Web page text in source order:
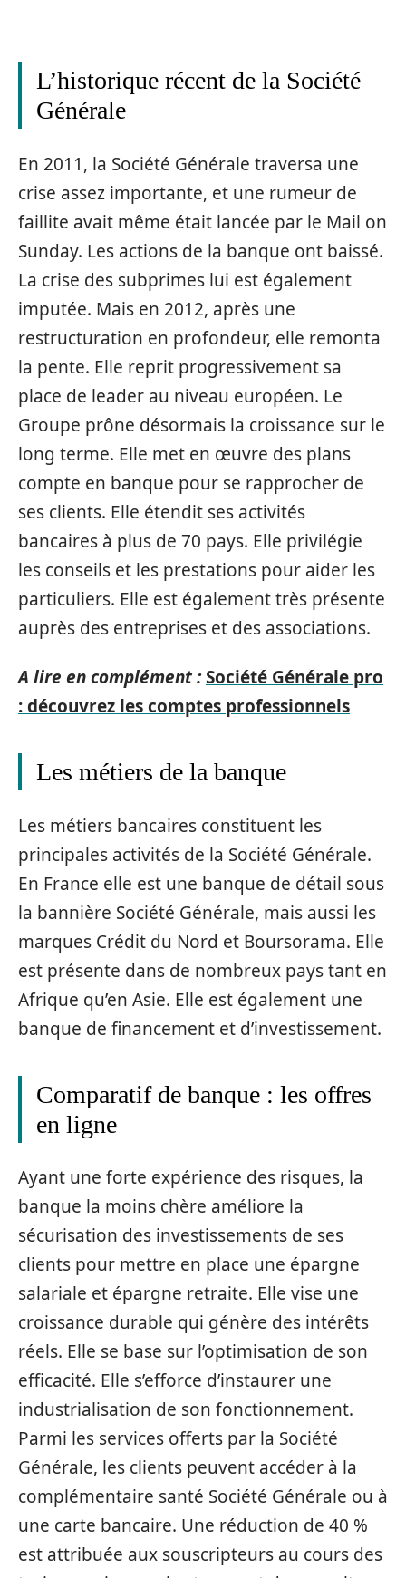
L’historique récent de la Société
Générale
En 2011, la Société Générale traversa une
crise assez importante, et une rumeur de
faillite avait même était lancée par le Mail on
Sunday. Les actions de la banque ont baissé.
La crise des subprimes lui est également
imputée. Mais en 2012, après une
restructuration en profondeur, elle remonta
la pente. Elle reprit progressivement sa
place de leader au niveau européen. Le
Groupe prône désormais la croissance sur le
long terme. Elle met en œuvre des plans
compte en banque pour se rapprocher de
ses clients. Elle étendit ses activités
bancaires à plus de 70 pays. Elle privilégie
les conseils et les prestations pour aider les
particuliers. Elle est également très présente
auprès des entreprises et des associations.
A lire en complément :Société Générale pro
: découvrez les comptes professionnels
Les métiers de la banque
Les métiers bancaires constituent les
principales activités de la Société Générale.
En France elle est une banque de détail sous
la bannière Société Générale, mais aussi les
marques Crédit du Nord et Boursorama. Elle
est présente dans de nombreux pays tant en
Afrique qu’en Asie. Elle est également une
banque de financement et d’investissement.
Comparatif de banque : les offres
en ligne
Ayant une forte expérience des risques, la
banque la moins chère améliore la
sécurisation des investissements de ses
clients pour mettre en place une épargne
salariale et épargne retraite. Elle vise une
croissance durable qui génère des intérêts
réels. Elle se base sur l’optimisation de son
efficacité. Elle s’efforce d’instaurer une
industrialisation de son fonctionnement.
Parmi les services offerts par la Société
Générale, les clients peuvent accéder à la
complémentaire santé Société Générale ou à
une carte bancaire. Une réduction de 40 %
est attribuée aux souscripteurs au cours des